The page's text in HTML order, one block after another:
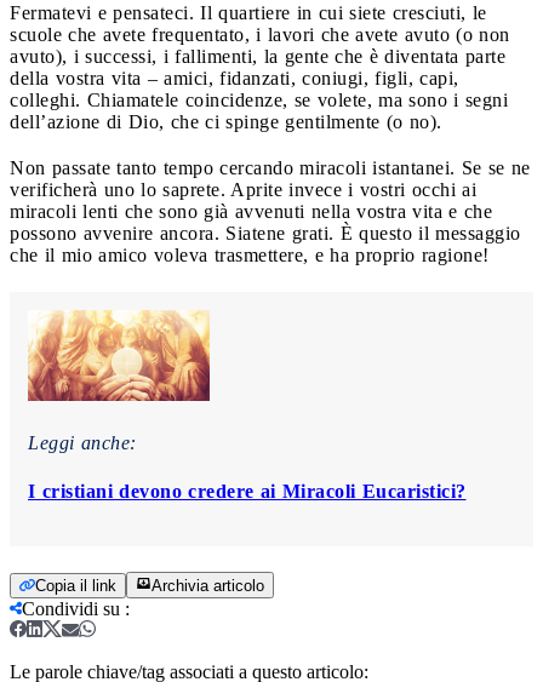
Fermatevi e pensateci. Il quartiere in cui siete cresciuti, le
scuole che avete frequentato, i lavori che avete avuto (o non
avuto), i successi, i fallimenti, la gente che è diventata parte
della vostra vita – amici, fidanzati, coniugi, figli, capi,
colleghi. Chiamatele coincidenze, se volete, ma sono i segni
dell’azione di Dio, che ci spinge gentilmente (o no).
Non passate tanto tempo cercando miracoli istantanei. Se se ne
verificherà uno lo saprete. Aprite invece i vostri occhi ai
miracoli lenti che sono già avvenuti nella vostra vita e che
possono avvenire ancora. Siatene grati. È questo il messaggio
che il mio amico voleva trasmettere, e ha proprio ragione!
Leggi anche:
I cristiani devono credere ai Miracoli Eucaristici?
Copia il link Archivia articolo
Condividi su :
Le parole chiave/tag associati a questo articolo: